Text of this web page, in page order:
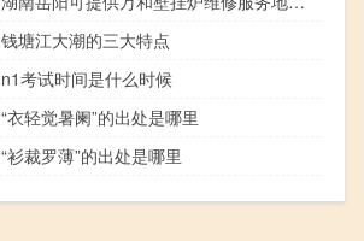
钱塘江大潮的三大特点
n1考试时间是什么时候
“衣轻觉暑阑”的出处是哪里
“衫裁罗薄”的出处是哪里